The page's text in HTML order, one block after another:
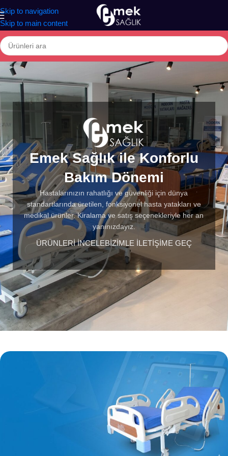
Skip to navigation
Skip to main content
Emek Sağlık ile Konforlu
Bakım Dönemi
Hastalarınızın rahatlığı ve güvenliği için dünya
standartlarında üretilen, fonksiyonel hasta yatakları ve
medikal ürünler. Kiralama ve satış seçenekleriyle her an
yanınızdayız.
ÜRÜNLERİ İNCELEBİZİMLE İLETİŞİME GEÇ